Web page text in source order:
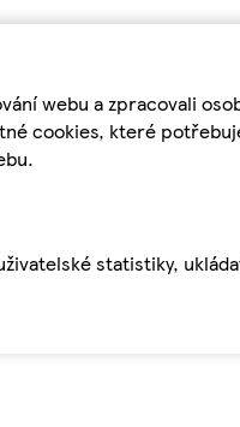
webu a zpracovali
cookies, které
statistiky,